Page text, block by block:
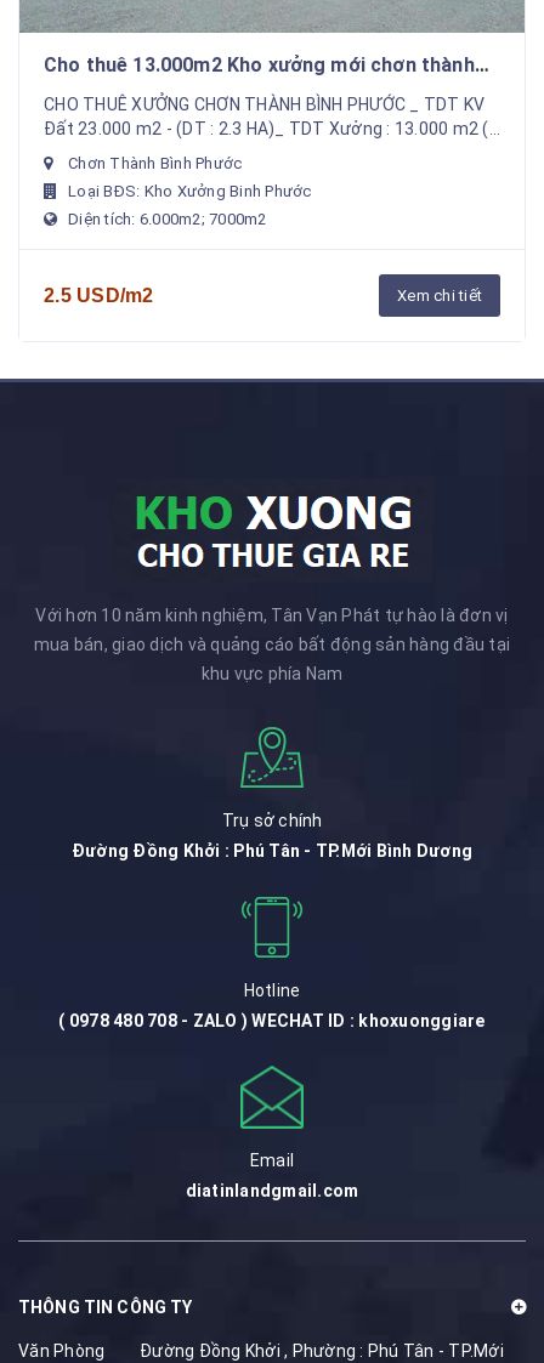
Cho thuê 13.000m2 Kho xưởng mới chơn thành
bình phước . Gía rẻ cạnh tranh
CHO THUÊ XƯỞNG CHƠN THÀNH BÌNH PHƯỚC _ TDT KV
Đất 23.000 m2 - (DT : 2.3 HA)_ TDT Xưởng : 13.000 m2 (
6000 +7000 )_ CÓ CHO THUÊ RIÊNG LẺ MỘT NỮA_ VP
Chơn Thành Bình Phước
Loại BĐS: Kho Xưởng Binh Phước
Diện tích: 6.000m2; 7000m2
2.5 USD/m2 Xem chi tiết
Với hơn 10 năm kinh nghiệm, Tân Vạn Phát tự hào là đơn vị
mua bán, giao dịch và quảng cáo bất động sản hàng đầu tại
khu vực phía Nam
Trụ sở chính
Đường Đồng Khởi : Phú Tân - TP.Mới Bình Dương
Hotline
( 0978 480 708 - ZALO ) WECHAT ID : khoxuonggiare
Email
diatinlandgmail.com
THÔNG TIN CÔNG TY
Văn Phòng
Đường Đồng Khởi , Phường : Phú Tân - TP.Mới